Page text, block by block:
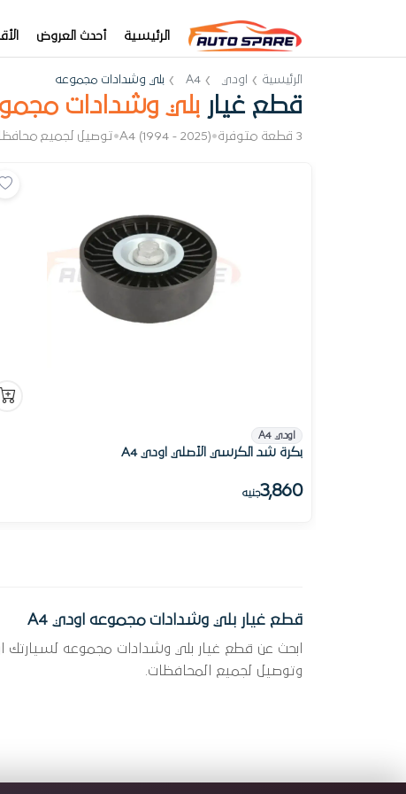
الرئيسية أحدث العروض
الرئيسية اودي A4 بلي وشدادات مجموعه
قطع غيار بلي وشدادات
3 قطعة متوفرة •
A4 (1994 - 2025)
•توصيل لجميع
اودي A4
بكرة شد الكرسي الأصلي اودي A4
3,860جنيه
قطع غيار بلي وشدادات مجموعه اودي A4
وتوصيل لجميع المحافظات.